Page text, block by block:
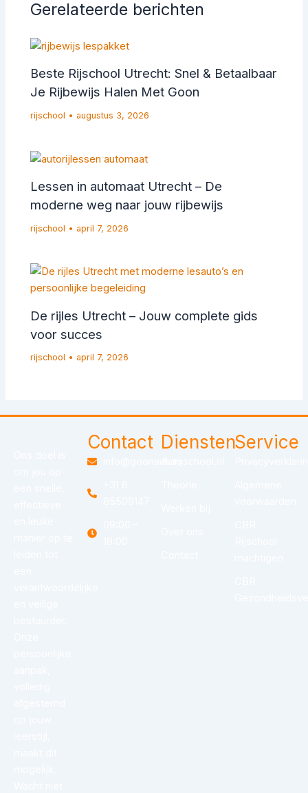
Gerelateerde berichten
Beste Rijschool Utrecht: Snel & Betaalbaar
Je Rijbewijs Halen Met Goon
rijschool • augustus 3, 2026
Lessen in automaat Utrecht – De
moderne weg naar jouw rijbewijs
rijschool • april 7, 2026
De rijles Utrecht – Jouw complete gids
voor succes
rijschool • april 7, 2026
Contact DienstenService